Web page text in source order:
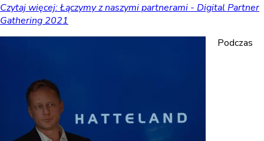
Czytaj więcej: Łączymy z naszymi partnerami - Digital Partner
Gathering 2021
Podczas